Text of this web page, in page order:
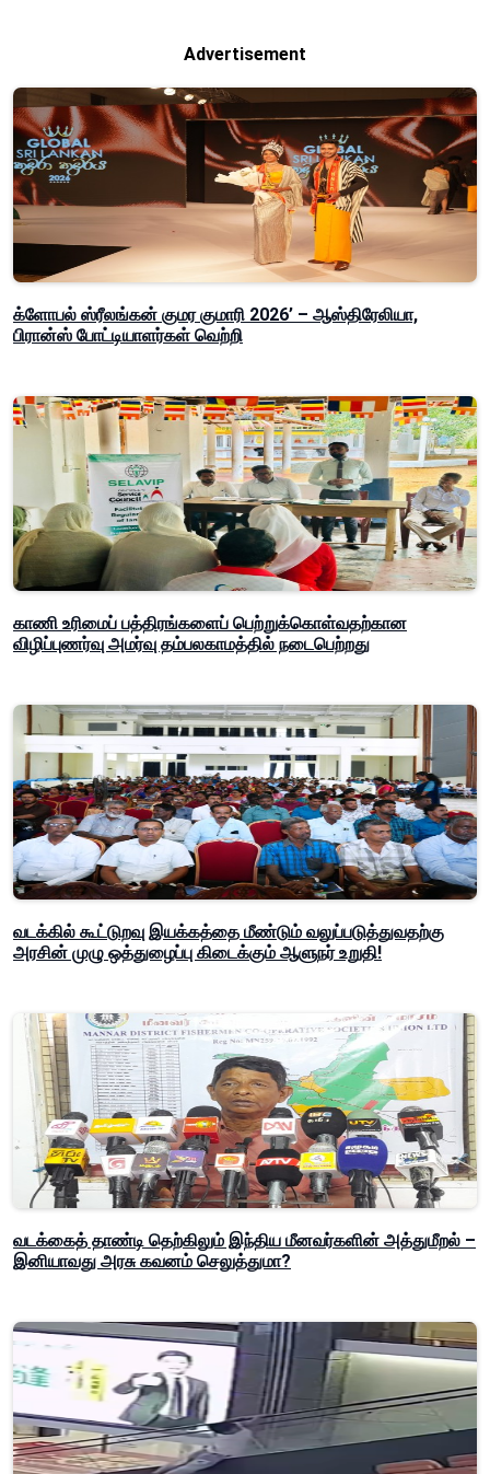
Advertisement
க்ளோபல் ஸ்ரீலங்கன் குமர குமாரி 2026’ – ஆஸ்திரேலியா,
பிரான்ஸ் போட்டியாளர்கள் வெற்றி
காணி உரிமைப் பத்திரங்களைப் பெற்றுக்கொள்வதற்கான
விழிப்புணர்வு அமர்வு தம்பலகாமத்தில் நடைபெற்றது
வடக்கில் கூட்டுறவு இயக்கத்தை மீண்டும் வலுப்படுத்துவதற்கு
அரசின் முழு ஒத்துழைப்பு கிடைக்கும் ஆளுநர் உறுதி!
வடக்கைத் தாண்டி தெற்கிலும் இந்திய மீனவர்களின் அத்துமீறல் –
இனியாவது அரசு கவனம் செலுத்துமா?